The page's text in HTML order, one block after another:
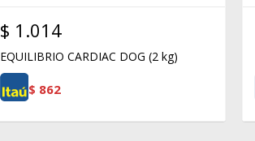
$ 1.014
EQUILIBRIO CARDIAC DOG (2 kg)
$ 862